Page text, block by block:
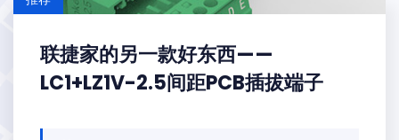
联捷家的另一款好东西——
LC1+LZ1V-2.5间距PCB插拔端子